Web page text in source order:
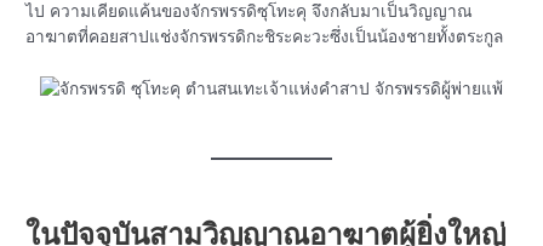
ไป ความเคียดแค้นของจักรพรรดิซุโทะคุ จึงกลับมาเป็นวิญญาณ
อาฆาตที่คอยสาปแช่งจักรพรรดิกะชิระคะวะซึ่งเป็นน้องชายทั้งตระกูล
ในปัจจุบันสามวิญญาณอาฆาตผู้ยิ่งใหญ่